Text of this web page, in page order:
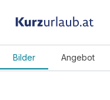
Bilder Angebot